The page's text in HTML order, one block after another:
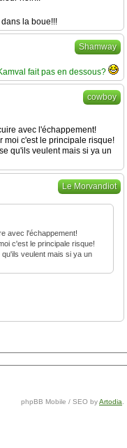
la boue!!!
Shamway
fait pas en dessous?
cowboy
avec l'échappement!
moi c'est le principale risque!
qu'ils veulent mais si ya un
Le Morvandiot
avec l'échappement!
c'est le principale risque!
veulent mais si ya un
phpBB Mobile / SEO byArtodia